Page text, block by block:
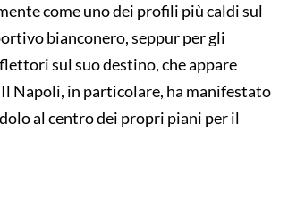
come uno dei profili più caldi sul
bianconero, seppur per gli
sul suo destino, che appare
Napoli, in particolare, ha manifestato
al centro dei propri piani per il